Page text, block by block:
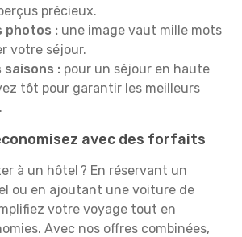
précieux.
photos : une image vaut mille mots
votre séjour.
: pour un séjour en haute
tôt pour garantir les meilleurs
avec des forfaits
à un hôtel ? En réservant un
ou en ajoutant une voiture de
votre voyage tout en
Avec nos offres combinées,